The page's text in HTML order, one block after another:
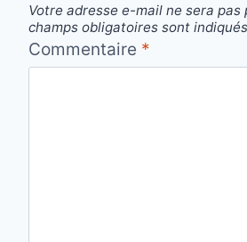
Votre adresse e-mail ne sera pas
champs obligatoires sont
Commentaire *